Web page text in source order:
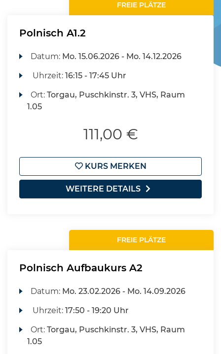
FREIE PLÄTZE
Polnisch A1.2
Datum: Mo. 15.06.2026 - Mo. 14.12.2026
Uhrzeit:16:15 - 17:45 Uhr
Ort:Torgau, Puschkinstr. 3, VHS, Raum
1.05
111,00 €
KURS MERKEN
WEITERE DETAILS
FREIE PLÄTZE
Polnisch Aufbaukurs A2
Datum: Mo. 23.02.2026 - Mo. 14.09.2026
Uhrzeit:17:50 - 19:20 Uhr
Ort:Torgau, Puschkinstr. 3, VHS, Raum
1.05